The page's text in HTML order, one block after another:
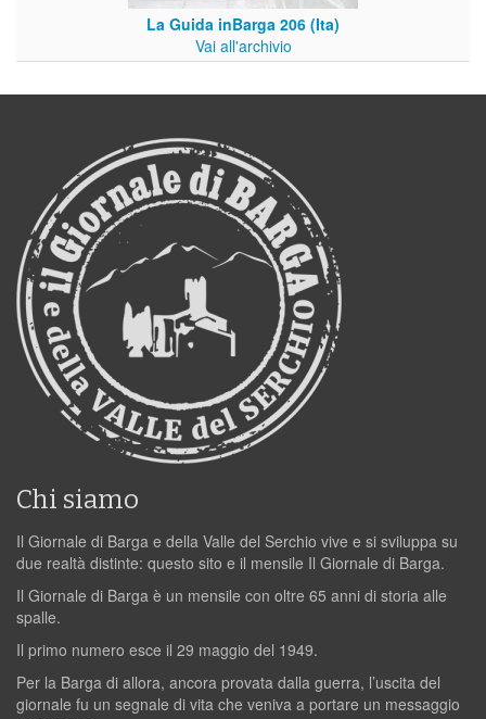
La Guida inBarga 206 (Ita)
Vai all'archivio
Chi siamo
Il Giornale di Barga e della Valle del Serchio vive e si sviluppa su
due realtà distinte: questo sito e il mensile Il Giornale di Barga.
Il Giornale di Barga è un mensile con oltre 65 anni di storia alle
spalle.
Il primo numero esce il 29 maggio del 1949.
Per la Barga di allora, ancora provata dalla guerra, l’uscita del
giornale fu un segnale di vita che veniva a portare un messaggio